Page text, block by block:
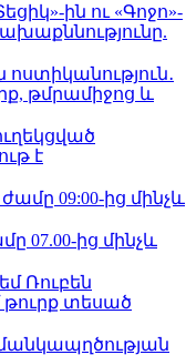
ին ու «Գոջո»-
թմրամիջոց և
է
09:00-ից մինչև
07.00-ից մինչև
Ռուբեն
թուրք տեսած